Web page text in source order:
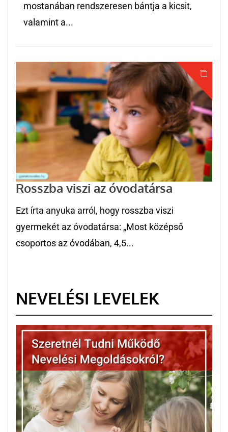
mostanában rendszeresen bántja a kicsit,
valamint a...
Rosszba viszi az óvodatársa
Ezt írta anyuka arról, hogy rosszba viszi
gyermekét az óvodatársa: „Most középső
csoportos az óvodában, 4,5...
NEVELÉSI LEVELEK